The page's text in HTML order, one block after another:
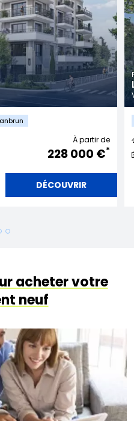
À partir de
228 000 €*
DÉCOUVRIR
acheter votre
neuf